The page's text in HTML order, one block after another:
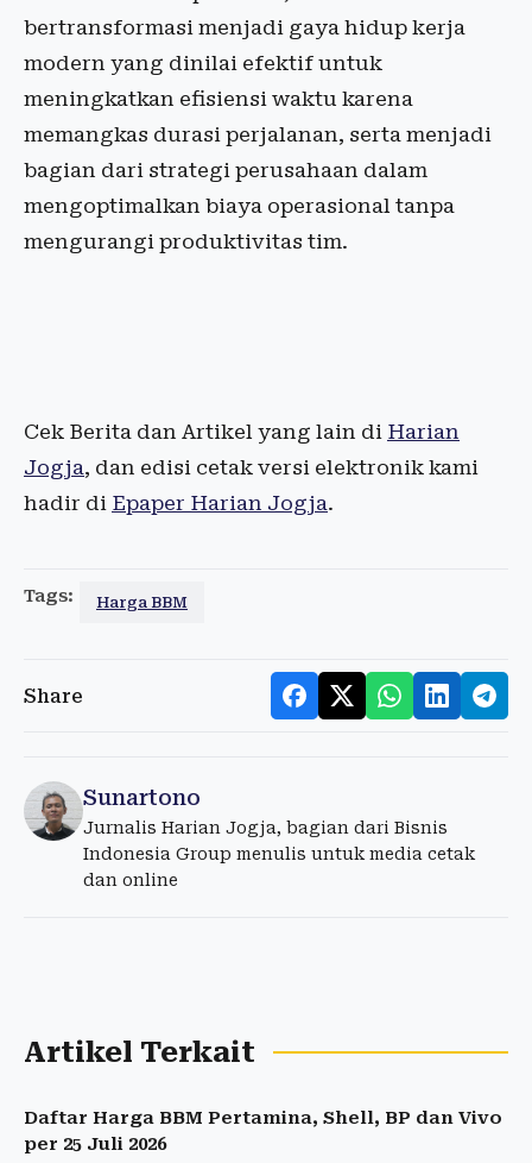
bertransformasi menjadi gaya hidup kerja
modern yang dinilai efektif untuk
meningkatkan efisiensi waktu karena
memangkas durasi perjalanan, serta menjadi
bagian dari strategi perusahaan dalam
mengoptimalkan biaya operasional tanpa
mengurangi produktivitas tim.
Cek Berita dan Artikel yang lain di Harian
Jogja, dan edisi cetak versi elektronik kami
hadir di Epaper Harian Jogja.
Tags: Harga BBM
Share
Sunartono
Jurnalis Harian Jogja, bagian dari Bisnis
Indonesia Group menulis untuk media cetak
dan online
Artikel Terkait
Daftar Harga BBM Pertamina, Shell, BP dan Vivo
per 25 Juli 2026